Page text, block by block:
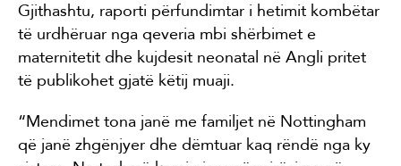
Gjithashtu, raporti përfundimtar i hetimit kombëtar
të urdhëruar nga qeveria mbi shërbimet e
maternitetit dhe kujdesit neonatal në Angli pritet
të publikohet gjatë këtij muaji.
“Mendimet tona janë me familjet në Nottingham
që janë zhgënjyer dhe dëmtuar kaq rëndë nga ky